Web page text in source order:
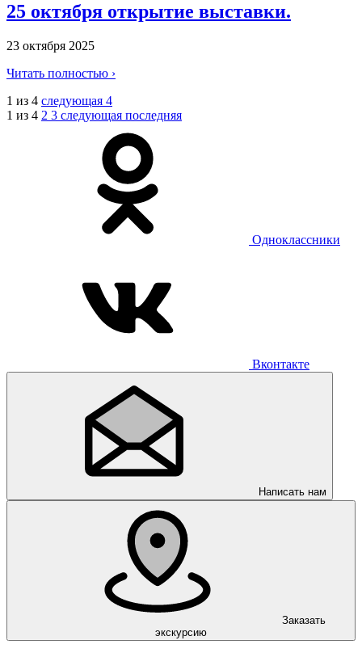
25 октября открытие выставки.
23 октября 2025
Читать полностью ›
1 из 4 следующая 4
1 из 4 2 3 следующая последняя
Одноклассники
Вконтакте
Написать нам
Заказать
экскурсию